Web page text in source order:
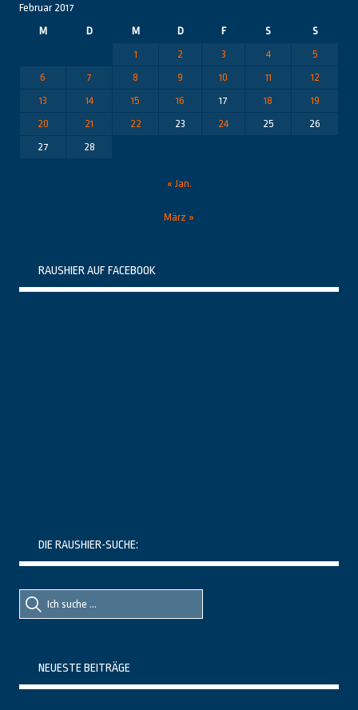
Februar 2017
M
D M D F S
S
1
2 3 4
5
6
7 8 9 10 11
12
13
14 15 16 17 18
19
20
21 22 23 24 25
26
27
28
« Jan.
März »
RAUSHIER AUF FACEBOOK
DIE RAUSHIER-SUCHE:
Suche
nach::
Suche
nach:
NEUESTE BEITRÄGE